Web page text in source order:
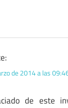
de 2014 a las
de este